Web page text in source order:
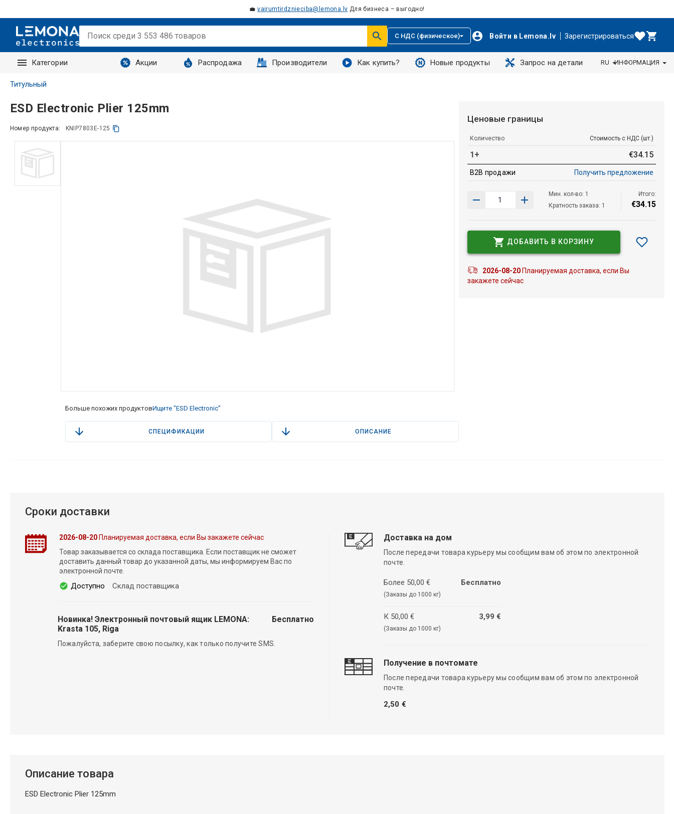
💼vairumtirdznieciba@lemona.lv Для бизнеса – выгодно!
С НДС (физическое) Войти в Lemona.lv Зарегистрироваться
Категории Акции Распродажа Производители Как купить? Новые продукты Запрос на детали
Запросы
RU ИНФОРМАЦИЯ
Титульный
ESD Electronic Plier 125mm
Номер продукта: KNIP7803E-125
Больше похожих продуктовИщите "ESD Electronic"
СПЕЦИФИКАЦИИ ОПИСАНИЕ
Ценовые границы
Количество Стоимость с НДС (шт.)
1+ €34.15
B2B продажи Получить предложение
Мин. кол-во: 1
Кратность заказа: 1
Итого:
€34.15
ДОБАВИТЬ В КОРЗИНУ
2026-08-20Планируемая доставка, если Вы
закажете сейчас
Сроки доставки
2026-08-20Планируемая доставка, если Вы закажете сейчас
Товар заказывается со склада поставщика. Если поставщик не сможет
доставить данный товар до указанной даты, мы информируем Вас по
электронной почте.
Доступно Склад поставщика
Новинка! Электронный почтовый ящик LEMONA:
Krasta 105, Riga
Бесплатно
Пожалуйста, заберите свою посылку, как только получите SMS.
Доставка на дом
После передачи товара курьеру мы сообщим вам об этом по электронной
почте.
Более 50,00 €
(Заказы до 1000 кг)
Бесплатно
К 50,00 €
(Заказы до 1000 кг)
3,99 €
Получение в почтомате
После передачи товара курьеру мы сообщим вам об этом по электронной
почте.
2,50 €
Описание товара
ESD Electronic Plier 125mm